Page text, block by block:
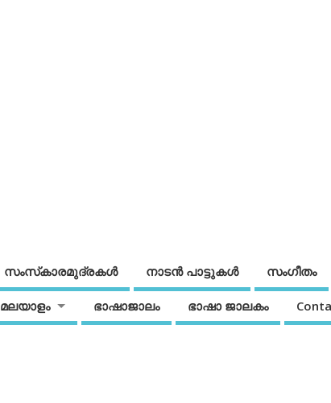
സംസ്‌കാരമുദ്രകള്‍ നാടന്‍ പാട്ടുകള്‍ സംഗീതം
മലയാളം ഭാഷാജാലം ഭാഷാ ജാലകം